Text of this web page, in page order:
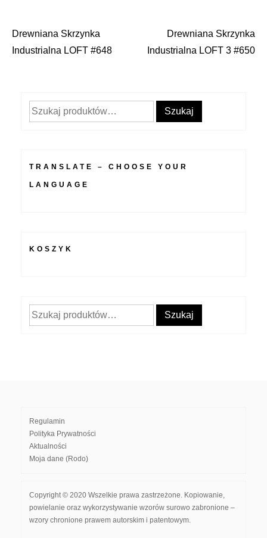
Nawigacja
Drewniana Skrzynka
Industrialna LOFT #648
Drewniana Skrzynka
Industrialna LOFT 3 #650
Szukaj: Szukaj
TRANSLATE – CHOOSE YOUR
LANGUAGE
KOSZYK
Szukaj: Szukaj
Regulamin
Polityka Prywatności
Aktualności
Moja dane (Rodo)
Copyright © 2020 Wszelkie prawa zastrzeżone. Kopiowanie,
powielanie oraz wykorzystywanie wzorów surowo zabronione –
wzory chronione prawem autorskim i patentowym.